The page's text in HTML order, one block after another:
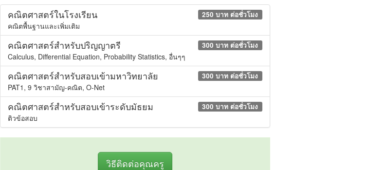
คณิตศาสตร์ในโรงเรียน 250 บาท ต่อชั่วโมง
คณิตพื้นฐานและเพิ่มเติม
คณิตศาสตร์สำหรับปริญญาตรี 300 บาท ต่อชั่วโมง
Calculus, Differential Equation, Probability Statistics, อื่นๆๆ
คณิตศาสตร์สำหรับสอบเข้ามหาวิทยาลัย 300 บาท ต่อชั่วโมง
PAT1, 9 วิชาสามัญ-คณิต, O-Net
คณิตศาสตร์สำหรับสอบเข้าระดับมัธยม 300 บาท ต่อชั่วโมง
ติวข้อสอบ
วิธีติดต่อคุณครู